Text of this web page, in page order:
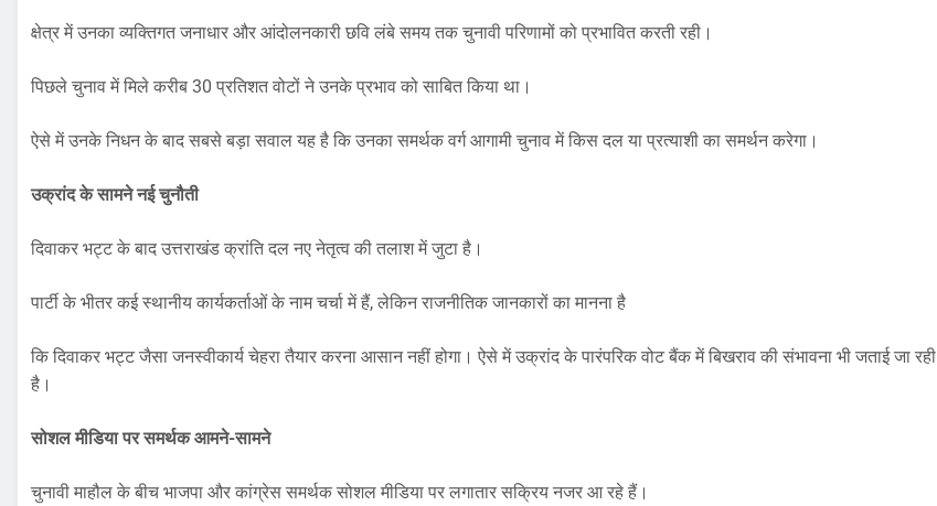
क्षेत्र में उनका व्यक्तिगत जनाधार और आंदोलनकारी छवि लंबे समय तक चुनावी परिणामों को प्रभावित करती रही।
पिछले चुनाव में मिले करीब 30 प्रतिशत वोटों ने उनके प्रभाव को साबित किया था।
ऐसे में उनके निधन के बाद सबसे बड़ा सवाल यह है कि उनका समर्थक वर्ग आगामी चुनाव में किस दल या प्रत्याशी का समर्थन करेगा।
उक्रांद के सामने नई चुनौती
दिवाकर भट्ट के बाद उत्तराखंड क्रांति दल नए नेतृत्व की तलाश में जुटा है।
पार्टी के भीतर कई स्थानीय कार्यकर्ताओं के नाम चर्चा में हैं, लेकिन राजनीतिक जानकारों का मानना है
कि दिवाकर भट्ट जैसा जनस्वीकार्य चेहरा तैयार करना आसान नहीं होगा। ऐसे में उक्रांद के पारंपरिक वोट बैंक में बिखराव की संभावना भी जताई जा रही
है।
सोशल मीडिया पर समर्थक आमने-सामने
चुनावी माहौल के बीच भाजपा और कांग्रेस समर्थक सोशल मीडिया पर लगातार सक्रिय नजर आ रहे हैं।